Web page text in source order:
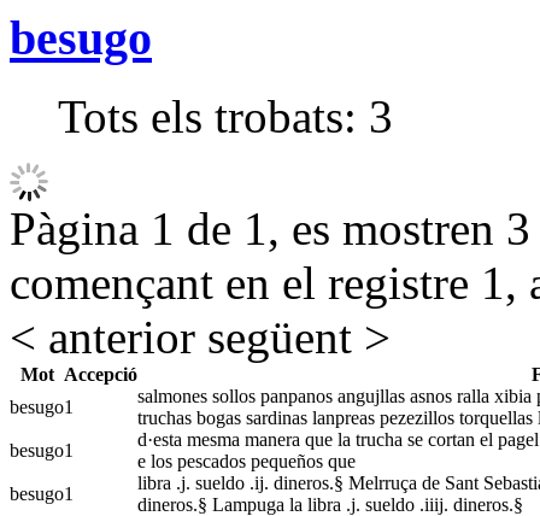
besugo
Tots els trobats: 3
Pàgina 1 de 1, es mostren
començant en el registre 1,
< anterior següent >
Mot Accepció
besugo1
salmones sollos panpanos angujllas asnos ralla
truchas bogas sardinas lanpreas pezezillos torquellas
besugo1
d·esta mesma manera que la trucha se cortan el
e los pescados pequeños que
besugo1
libra .j. sueldo .ij. dineros.§ Melrruça de Sant
dineros.§ Lampuga la libra .j. sueldo .iiij. dineros.§